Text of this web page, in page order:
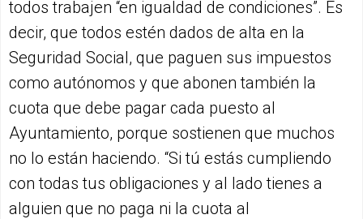
todos trabajen “en igualdad de condiciones”. Es
decir, que todos estén dados de alta en la
Seguridad Social, que paguen sus impuestos
como autónomos y que abonen también la
cuota que debe pagar cada puesto al
Ayuntamiento, porque sostienen que muchos
no lo están haciendo. “Si tú estás cumpliendo
con todas tus obligaciones y al lado tienes a
alguien que no paga ni la cuota al